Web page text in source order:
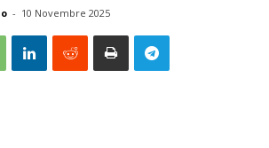
- 10 Novembre 2025